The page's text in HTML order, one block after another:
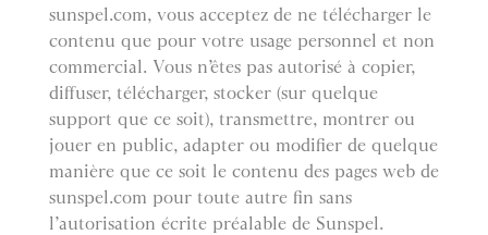
sunspel.com, vous acceptez de ne télécharger le
contenu que pour votre usage personnel et non
commercial. Vous n’êtes pas autorisé à copier,
diffuser, télécharger, stocker (sur quelque
support que ce soit), transmettre, montrer ou
jouer en public, adapter ou modifier de quelque
manière que ce soit le contenu des pages web de
sunspel.com pour toute autre fin sans
l’autorisation écrite préalable de Sunspel.